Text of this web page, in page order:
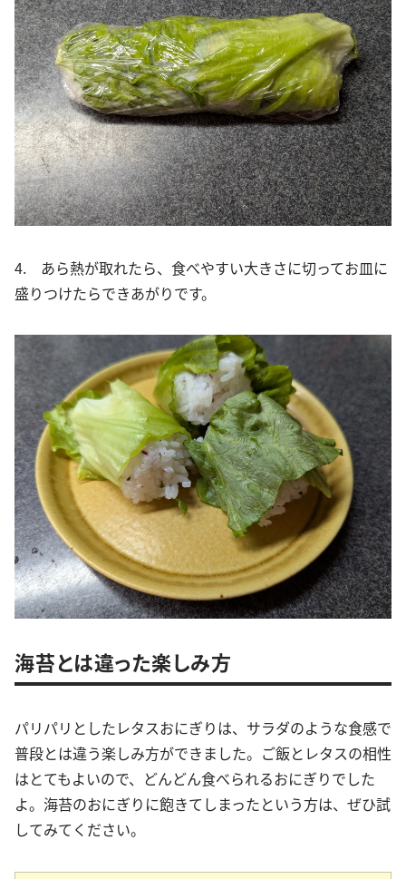
4. あら熱が取れたら、食べやすい大きさに切ってお皿に
盛りつけたらできあがりです。
海苔とは違った楽しみ方
パリパリとしたレタスおにぎりは、サラダのような食感で
普段とは違う楽しみ方ができました。ご飯とレタスの相性
はとてもよいので、どんどん食べられるおにぎりでした
よ。海苔のおにぎりに飽きてしまったという方は、ぜひ試
してみてください。